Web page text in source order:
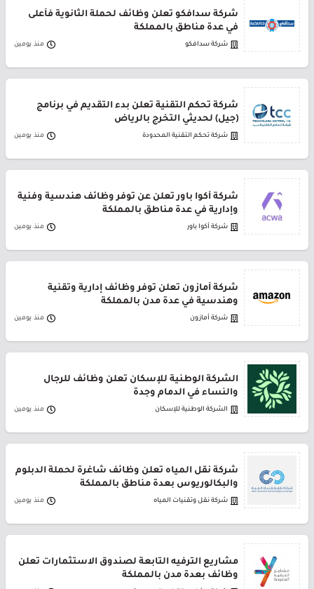
شركة سدافكو تعلن وظائف لحملة الثانوية فأعلى
في عدة مناطق بالمملكة
شركة سدافكو منذ يومين
شركة تحكم التقنية تعلن بدء التقديم في برنامج
(جيل) لحديثي التخرج بالرياض
شركة تحكم التقنية المحدودة منذ يومين
شركة أكوا باور تعلن عن توفر وظائف هندسية وفنية
وإدارية في عدة مناطق بالمملكة
شركة أكوا باور منذ يومين
شركة أمازون تعلن توفر وظائف إدارية وتقنية
وهندسية في عدة مدن بالمملكة
شركة أمازون منذ يومين
الشركة الوطنية للإسكان تعلن وظائف للرجال
والنساء في الدمام وجدة
الشركة الوطنية للإسكان منذ يومين
شركة نقل المياه تعلن وظائف شاغرة لحملة الدبلوم
والبكالوريوس بعدة مناطق بالمملكة
شركة نقل وتقنيات المياه منذ يومين
مشاريع الترفيه التابعة لصندوق الاستثمارات تعلن
وظائف بعدة مدن بالمملكة